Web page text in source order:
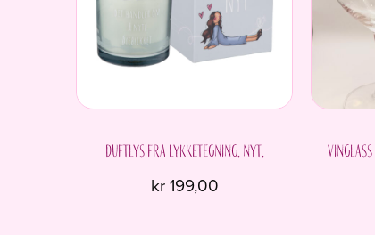
Duftlys fra Lykketegning. Nyt.
kr199,00